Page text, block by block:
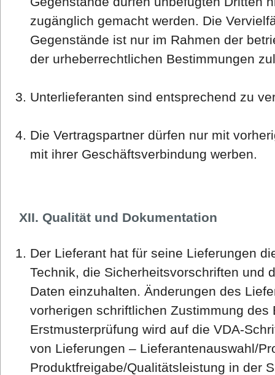
zugänglich gemacht werden. Die
Gegenstände ist nur im Rahmen der
der urheberrechtlichen Bestimmungen
Unterlieferanten sind entsprechend zu
Die Vertragspartner dürfen nur mit
mit ihrer Geschäftsverbindung werben.
XII. Qualität und Dokumentation
Der Lieferant hat für seine Lieferungen
Technik, die Sicherheitsvorschriften und
Daten einzuhalten. Änderungen des
vorherigen schriftlichen Zustimmung des
Erstmusterprüfung wird auf die VDA-
von Lieferungen – Lieferantenauswahl/
Produktfreigabe/Qualitätsleistung in der